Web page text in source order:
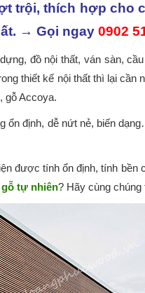
trội, thích hợp cho
→ Gọi ngay 0902
đồ nội thất, ván sàn,
thiết kế nội thất thì lại cần
, gỗ Accoya.
ổn định, dễ nứt nẻ, biến
được tính ổn định, tính bền
gỗ tự nhiên? Hãy cùng chúng